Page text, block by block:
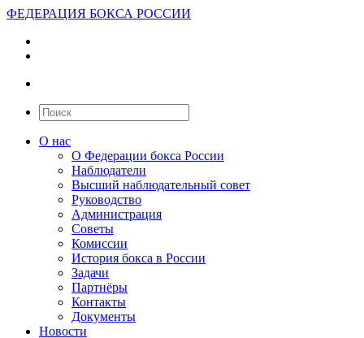
ФЕДЕРАЦИЯ БОКСА РОССИИ
О нас
О Федерации бокса России
Наблюдатели
Высший наблюдательный совет
Руководство
Администрация
Советы
Комиссии
История бокса в России
Задачи
Партнёры
Контакты
Документы
Новости